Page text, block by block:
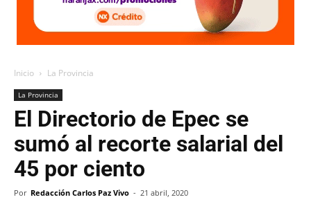
Inicio La Provincia
La Provincia
El Directorio de Epec se
sumó al recorte salarial del
45 por ciento
Por Redacción Carlos Paz Vivo - 21 abril, 2020